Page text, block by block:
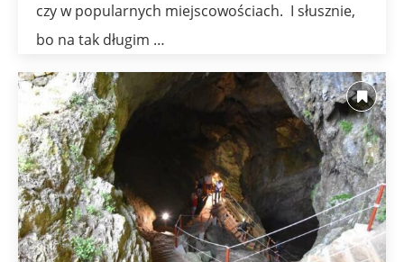
czy w popularnych miejscowościach. I słusznie,
bo na tak długim …